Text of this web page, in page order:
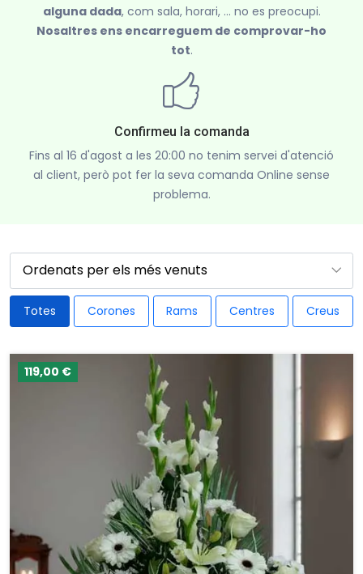
alguna dada, com sala, horari, ... no es preocupi.
Nosaltres ens encarreguem de comprovar-ho
tot.
Confirmeu la comanda
Fins al 16 d'agost a les 20:00 no tenim servei d'atenció
al client, però pot fer la seva comanda Online sense
problema.
Totes Corones Rams Centres Creus
119,00 €